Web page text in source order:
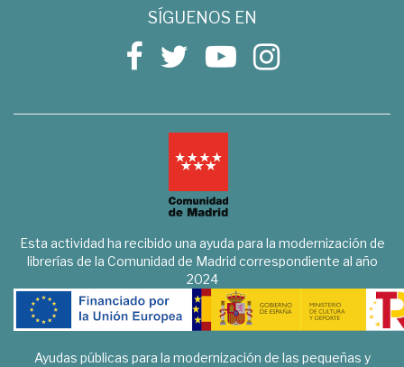
SÍGUENOS EN
Esta actividad ha recibido una ayuda para la modernización de
librerías de la Comunidad de Madrid correspondiente al año
2024
Ayudas públicas para la modernización de las pequeñas y